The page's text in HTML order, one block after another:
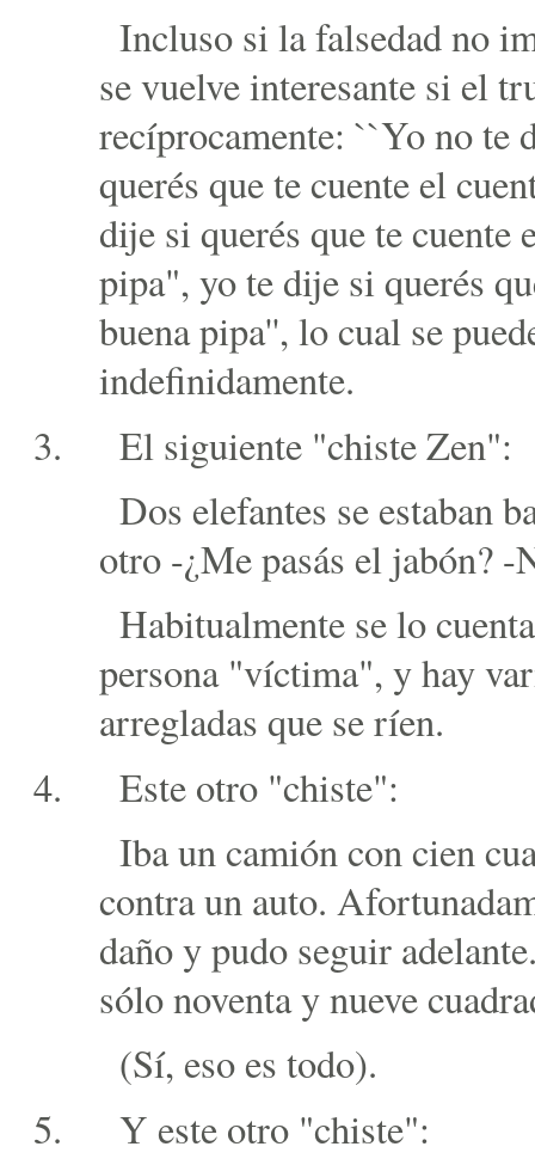
Incluso si la falsedad no
se vuelve interesante si el
recíprocamente: ``Yo no te
querés que te cuente el
dije si querés que te cuente
pipa", yo te dije si querés
buena pipa'', lo cual se
indefinidamente.
El siguiente "chiste Zen":
Dos elefantes se estaban
otro -¿Me pasás el jabón? -
Habitualmente se lo
persona "víctima", y hay
arregladas que se ríen.
Este otro "chiste":
Iba un camión con cien
contra un auto.
daño y pudo seguir
sólo noventa y nueve
(Sí, eso es todo).
Y este otro "chiste":